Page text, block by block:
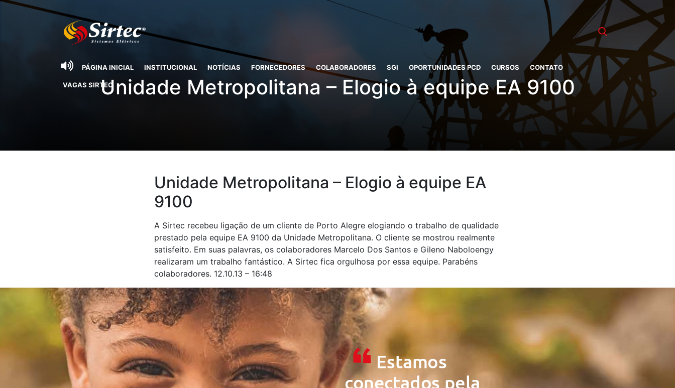
PÁGINA INICIAL INSTITUCIONAL NOTÍCIAS FORNECEDORES COLABORADORES SGI OPORTUNIDADES PCD CURSOS CONTATO
VAGAS SIRTECUnidade Metropolitana – Elogio à equipe EA 9100
Unidade Metropolitana – Elogio à equipe EA
9100
A Sirtec recebeu ligação de um cliente de Porto Alegre elogiando o trabalho de qualidade
prestado pela equipe EA 9100 da Unidade Metropolitana. O cliente se mostrou realmente
satisfeito. Em suas palavras, os colaboradores Marcelo Dos Santos e Gileno Naboloengy
realizaram um trabalho fantástico. A Sirtec fica orgulhosa por essa equipe. Parabéns
colaboradores. 12.10.13 – 16:48